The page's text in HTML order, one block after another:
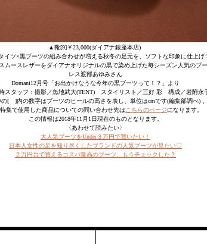
▲靴[9]￥23,000(ダイアナ銀座本店)
イツ×黒ブーツの組み合わせが増える秋冬の足元を、ソフトな印象に仕上
ムースレザーをダイアナオリジナルの黒で染め上げた毎シーズン人気のブ
レス渡部あゆみさん
Domani12月号「お出かけなうな今年の黒ブーツって！？」より
スタッフ：撮影／魚地武大(TENT) スタイリスト／三好 彩 構成／岩附
の[ ]内の数字はブーツのヒールの高さを表し、単位はcmです(編集部調べ) 。
特集で使用した商品についての問い合わせ先は こちらのページになります。
この情報は2018年11月1日現在のものとなります。
〈あわせて読みたい〉
大人気ブーツをUnder３万円で買いたい！
日本人女性の足を知り尽くしたブランドの人気ブーツが見たい♡
２万円台で買えるコスパ最高のブーツ、もうチェックした？